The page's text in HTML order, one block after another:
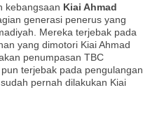
kebangsaan Kiai Ahmad
generasi penerus yang
Mereka terjebak pada
yang dimotori Kiai Ahmad
penumpasan TBC
terjebak pada pengulangan
pernah dilakukan Kiai